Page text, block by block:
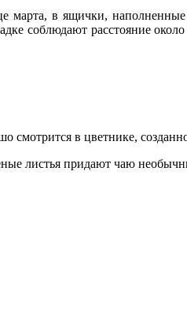
марта, в ящички,
соблюдают расстояние
смотрится в цветнике,
листья придают чаю